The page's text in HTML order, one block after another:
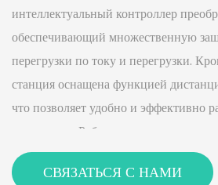
интеллектуальный контроллер
обеспечивающий множественную
перегрузки по току и перегрузки.
станция оснащена функцией
что позволяет удобно и эффективно
расстоянии. Рабочее колесо из
большими каналами обеспечивает
что делает его идеальным для
СВЯЗАТЬСЯ С НАМИ